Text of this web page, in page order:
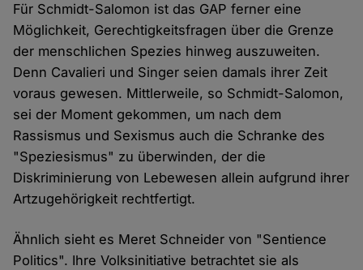
Für Schmidt-Salomon ist das GAP ferner eine
Möglichkeit, Gerechtigkeitsfragen über die Grenze
der menschlichen Spezies hinweg auszuweiten.
Denn Cavalieri und Singer seien damals ihrer Zeit
voraus gewesen. Mittlerweile, so Schmidt-Salomon,
sei der Moment gekommen, um nach dem
Rassismus und Sexismus auch die Schranke des
"Speziesismus" zu überwinden, der die
Diskriminierung von Lebewesen allein aufgrund ihrer
Artzugehörigkeit rechtfertigt.
Ähnlich sieht es Meret Schneider von "Sentience
Politics". Ihre Volksinitiative betrachtet sie als